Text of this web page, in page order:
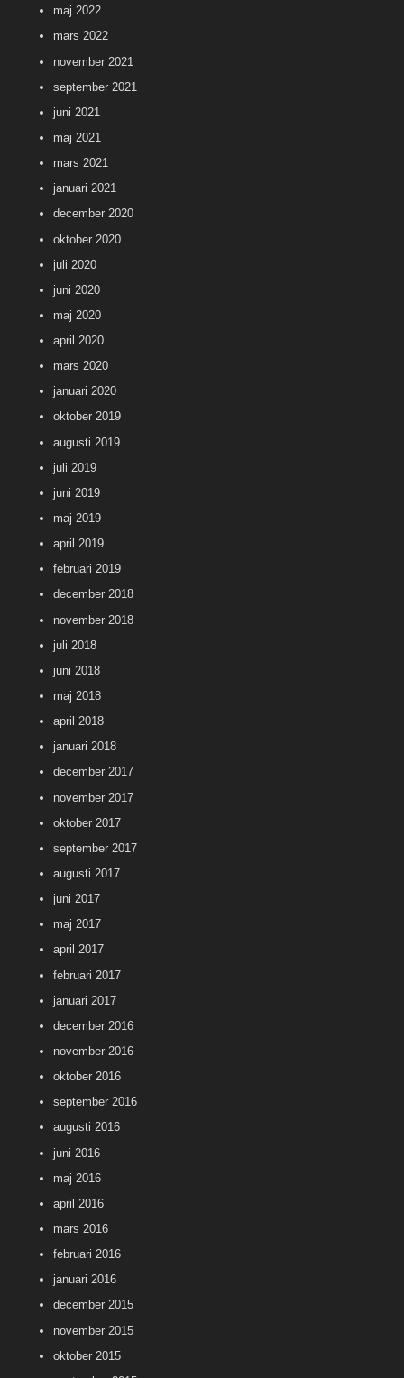
maj 2022
mars 2022
november 2021
september 2021
juni 2021
maj 2021
mars 2021
januari 2021
december 2020
oktober 2020
juli 2020
juni 2020
maj 2020
april 2020
mars 2020
januari 2020
oktober 2019
augusti 2019
juli 2019
juni 2019
maj 2019
april 2019
februari 2019
december 2018
november 2018
juli 2018
juni 2018
maj 2018
april 2018
januari 2018
december 2017
november 2017
oktober 2017
september 2017
augusti 2017
juni 2017
maj 2017
april 2017
februari 2017
januari 2017
december 2016
november 2016
oktober 2016
september 2016
augusti 2016
juni 2016
maj 2016
april 2016
mars 2016
februari 2016
januari 2016
december 2015
november 2015
oktober 2015